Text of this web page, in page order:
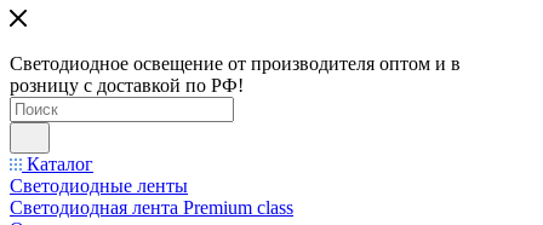
Светодиодное освещение от производителя оптом и в
розницу с доставкой по РФ!
Каталог
Светодиодные ленты
Светодиодная лента Premium class